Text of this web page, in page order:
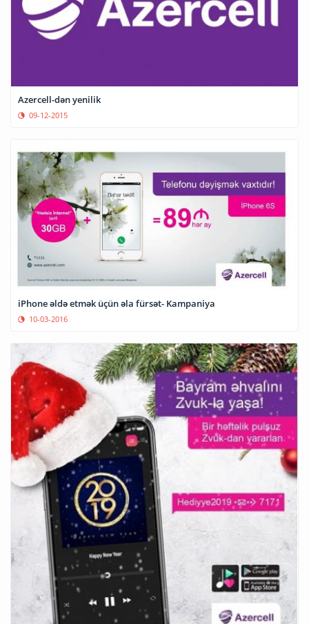
Azercell-dən yenilik
09-12-2015
iPhone əldə etmək üçün əla fürsət- Kampaniya
10-03-2016